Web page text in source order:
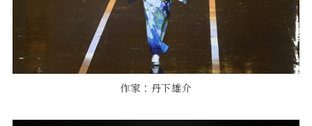
作家：丹下雄介